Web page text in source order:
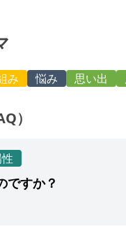
み 悩み 思い出
）
ですか？